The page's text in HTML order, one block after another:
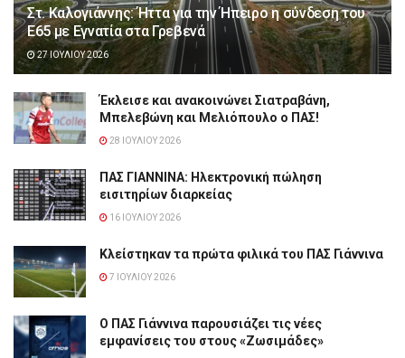
Στ. Καλογιάννης: Ήττα για την Ήπειρο η σύνδεση του
Ε65 με Εγνατία στα Γρεβενά
27 ΙΟΥΛΊΟΥ 2026
Έκλεισε και ανακοινώνει Σιατραβάνη,
Μπελεβώνη και Μελιόπουλο ο ΠΑΣ!
28 ΙΟΥΛΊΟΥ 2026
ΠΑΣ ΓΙΑΝΝΙΝΑ: Hλεκτρονική πώληση
εισιτηρίων διαρκείας
16 ΙΟΥΛΊΟΥ 2026
Κλείστηκαν τα πρώτα φιλικά του ΠΑΣ Γιάννινα
7 ΙΟΥΛΊΟΥ 2026
Ο ΠΑΣ Γιάννινα παρουσιάζει τις νέες
εμφανίσεις του στους «Ζωσιμάδες»